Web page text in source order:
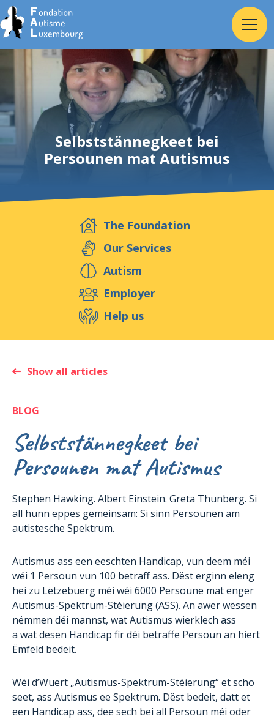
Home
Foundation
Services
Employer
Support us
Events Publications Medias
Resources & Tools
Selbststännegkeet bei
Persounen mat Autismus
The Foundation
Our Services
Autism
Employer
Help us
Show all articles
BLOG
Selbststännegkeet bei
Persounen mat Autismus
Stephen Hawking. Albert Einstein. Greta Thunberg. Si
all hunn eppes gemeinsam: Si sinn Persounen am
autistesche Spektrum.
Autismus ass een eeschten Handicap, vun deem méi
wéi 1 Persoun vun 100 betraff ass. Dëst erginn eleng
hei zu Lëtzebuerg méi wéi 6000 Persoune mat enger
Autismus-Spektrum-Stéierung (ASS). An awer wëssen
nëmmen déi mannst, wat Autismus wierklech ass
a wat dësen Handicap fir déi betraffe Persoun an hiert
Ëmfeld bedeit.
Wéi d’Wuert „Autismus-Spektrum-Stéierung“ et scho
seet, ass Autismus ee Spektrum. Dëst bedeit, datt et
een Handicap ass, dee sech bei all Persoun méi oder